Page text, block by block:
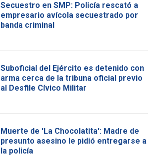
Secuestro en SMP: Policía rescató a
empresario avícola secuestrado por
banda criminal
Suboficial del Ejército es detenido con
arma cerca de la tribuna oficial previo
al Desfile Cívico Militar
Muerte de 'La Chocolatita': Madre de
presunto asesino le pidió entregarse a
la policía